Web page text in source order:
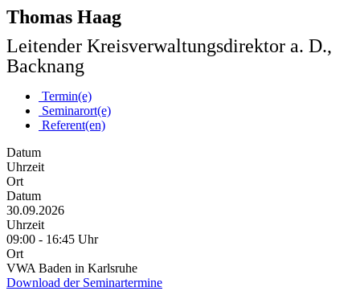
Thomas Haag
Leitender Kreisverwaltungsdirektor a. D.,
Backnang
Termin(e)
Seminarort(e)
Referent(en)
Datum
Uhrzeit
Ort
Datum
30.09.2026
Uhrzeit
09:00 - 16:45 Uhr
Ort
VWA Baden in Karlsruhe
Download der Seminartermine